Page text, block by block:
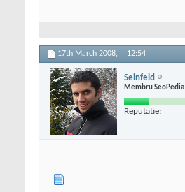
17th March 2008, 12:54
Seinfeld
Membru SeoPedia
Reputatie: